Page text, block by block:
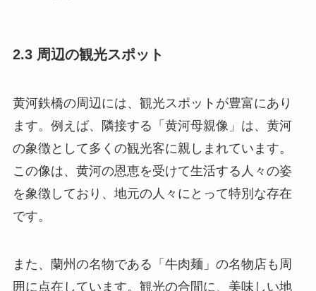
2.3 周辺の観光スポット
黄河鉄橋の周辺には、観光スポットが豊富にあり
ます。例えば、隣接する「黄河母親像」は、黄河
の象徴として多くの観光客に親しまれています。
この像は、黄河の恩恵を受けて生活する人々の姿
を象徴しており、地元の人々にとって特別な存在
です。
また、蘭州の名物である「牛肉麺」の名物店も周
囲に点在しています。観光の合間に、美味しい地